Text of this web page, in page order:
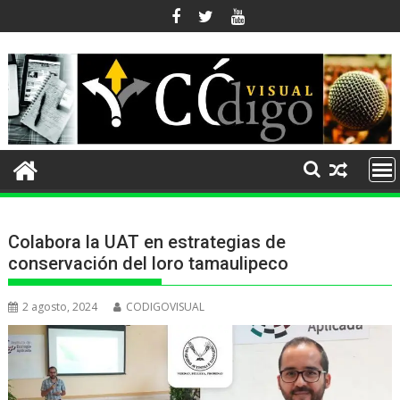
al
contenido
Colabora la UAT en estrategias de
conservación del loro tamaulipeco
2 agosto, 2024 CODIGOVISUAL